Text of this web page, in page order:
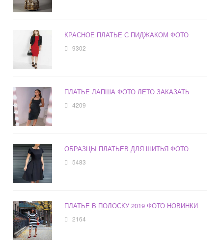
КРАСНОЕ ПЛАТЬЕ С ПИДЖАКОМ ФОТО
9302
ПЛАТЬЕ ЛАПША ФОТО ЛЕТО ЗАКАЗАТЬ
4209
ОБРАЗЦЫ ПЛАТЬЕВ ДЛЯ ШИТЬЯ ФОТО
5483
ПЛАТЬЕ В ПОЛОСКУ 2019 ФОТО НОВИНКИ
2164